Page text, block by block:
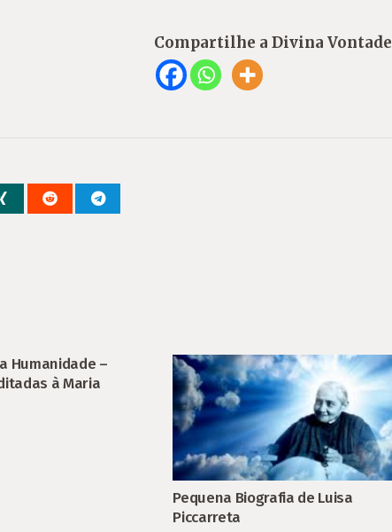
Compartilhe a Divina Vontade
Humanidade –
à Maria
Pequena Biografia de Luisa
Piccarreta